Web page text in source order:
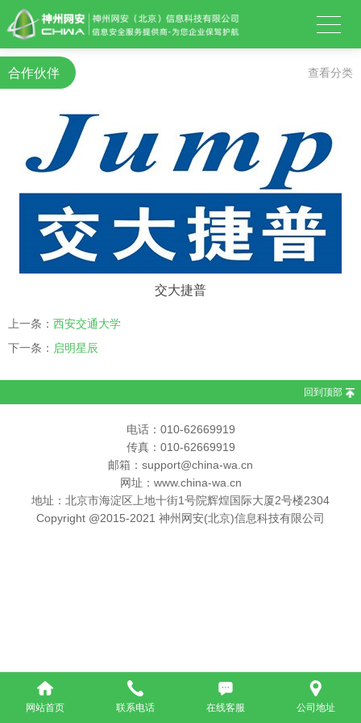
合作伙伴 查看分类
交大捷普
上一条： 西安交通大学
下一条： 启明星辰
网站首页 联系电话 在线客服 公司地址
回到顶部
电话：010-62669919
传真：010-62669919
邮箱：support@china-wa.cn
网址：www.china-wa.cn
地址：北京市海淀区上地十街1号院辉煌国际大厦2号楼2304
Copyright @2015-2021 神州网安(北京)信息科技有限公司